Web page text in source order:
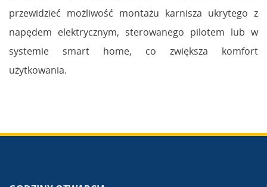
przewidzieć możliwość montażu karnisza ukrytego z
napędem elektrycznym, sterowanego pilotem lub w
systemie smart home, co zwiększa komfort
użytkowania.